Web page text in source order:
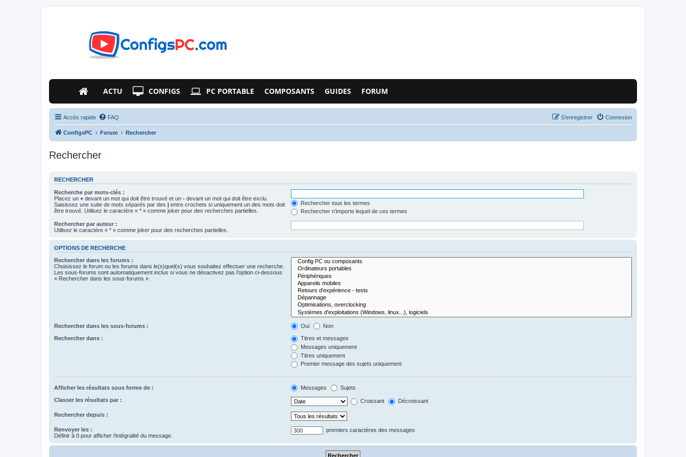
ACTU CONFIGS PC PORTABLE COMPOSANTS GUIDES FORUM
Accès rapide FAQ Connexion
S’enregistrer
ConfigsPC Forum Rechercher
Rechercher
RECHERCHER
Recherche par mots-clés :
Placez un + devant un mot qui doit être trouvé et un - devant un mot qui doit être exclu.
Saisissez une suite de mots séparés par des | entre crochets si uniquement un des mots doit
être trouvé. Utilisez le caractère « * » comme joker pour des recherches partielles.
Rechercher tous les termes
Rechercher n’importe lequel de ces termes
Rechercher par auteur :
Utilisez le caractère « * » comme joker pour des recherches partielles.
OPTIONS DE RECHERCHE
Rechercher dans les forums :
Choisissez le forum ou les forums dans le(s)quel(s) vous souhaitez effectuer une recherche.
Les sous-forums sont automatiquement inclus si vous ne désactivez pas l’option ci-dessous
« Rechercher dans les sous-forums ».
Rechercher dans les sous-forums : Oui Non
Rechercher dans :
Titres et messages
Messages uniquement
Titres uniquement
Premier message des sujets uniquement
Afficher les résultats sous forme de : Messages Sujets
Classer les résultats par : Croissant Décroissant
Rechercher depuis :
Renvoyer les :
Définir à 0 pour afficher l’intégralité du message.
premiers caractères des messages